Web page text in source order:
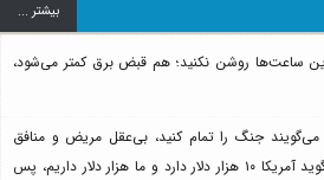
بيشتر ...
این ساعت‌ها روشن نکنید؛ هم قبض برق کمتر می‌شود،
می‌گویند جنگ را تمام کنید، بی‌عقل مریض و منافق
هستند/ این آدم بی‌عقلی که می‌گوید آمریکا ۱۰ هزار دلار دارد و ما هزار دلار داریم، پس